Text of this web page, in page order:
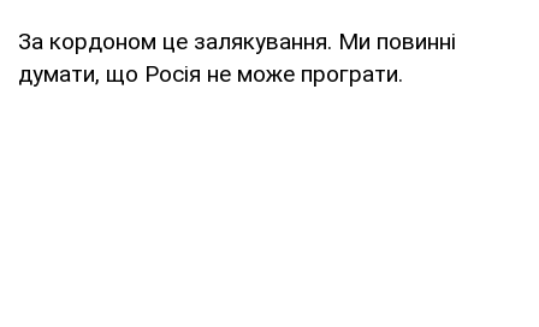
За кордоном це залякування. Ми повинні
думати, що Росія не може програти.